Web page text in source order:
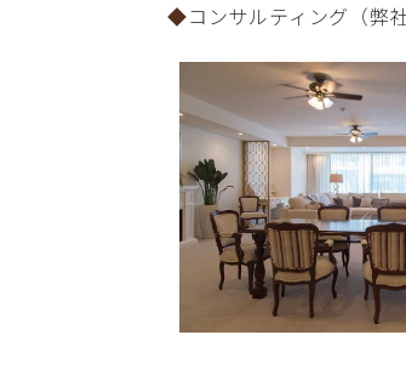
◆コンサルティング（